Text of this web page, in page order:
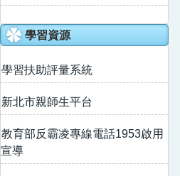
學習資源
學習扶助評量系統
新北市親師生平台
教育部反霸凌專線電話1953啟用
宣導